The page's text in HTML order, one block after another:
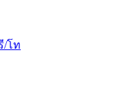
/โท